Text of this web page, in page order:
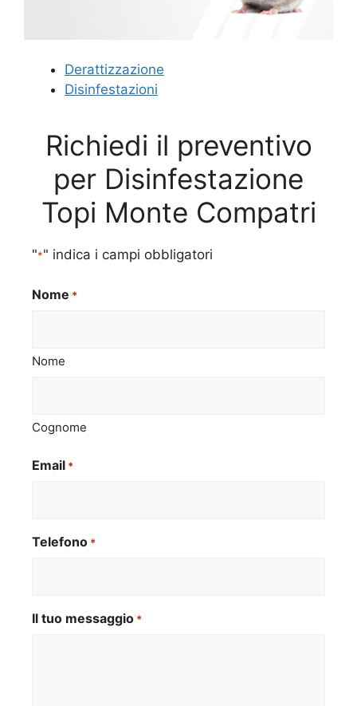
Derattizzazione
Disinfestazioni
Richiedi il preventivo
per Disinfestazione
Topi Monte Compatri
"*" indica i campi obbligatori
Nome *
Nome
Cognome
Email *
Telefono *
Il tuo messaggio *